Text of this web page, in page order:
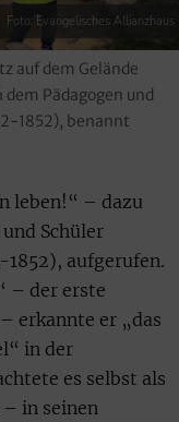
Foto: Evangelisches Allianzhaus
auf dem Gelände
Pädagogen und
1852), benannt
leben!“ – dazu
Schüler
aufgerufen.
– der erste
erkannte er „das
in der
es selbst als
– in seinen